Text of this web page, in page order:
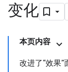
变化
本页内容
改进了“效果”